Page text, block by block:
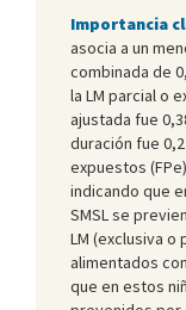
Importancia
asocia a un
combinada de
la LM parcial o
ajustada fue
duración fue
expuestos
indicando que
SMSL se
LM (exclusiva o
alimentados
que en estos